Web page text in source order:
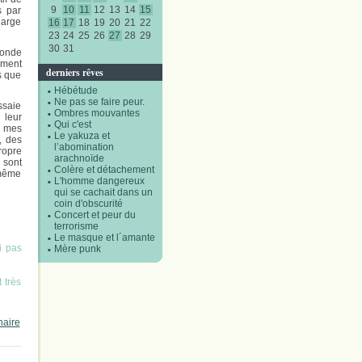
9
10 11 12 13 14 15
16 17 18 19 20 21 22
23 24 25 26 27 28 29
30 31
derniers rêves
Hébétude
Ne pas se faire peur.
Ombres mouvantes
Qui c'est
Le yakuza et
l’abomination
arachnoïde
Colère et détachement
L'homme dangereux
qui se cachait dans un
coin d'obscurité
Concert et peur du
terrorisme
Le masque et l´amante
Mère punk
par
que
leur
mes
des
pas
très